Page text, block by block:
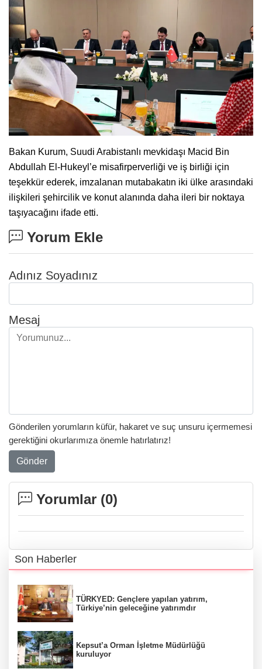
Bakan Kurum, Suudi Arabistanlı mevkidaşı Macid Bin
Abdullah El-Hukeyl’e misafirperverliği ve iş birliği için
teşekkür ederek, imzalanan mutabakatın iki ülke arasındaki
ilişkileri şehircilik ve konut alanında daha ileri bir noktaya
taşıyacağını ifade etti.
Yorum Ekle
Adınız Soyadınız
Mesaj
Gönderilen yorumların küfür, hakaret ve suç unsuru içermemesi
gerektiğini okurlarımıza önemle hatırlatırız!
Gönder
Yorumlar (0)
Son Haberler
TÜRKYED: Gençlere yapılan yatırım,
Türkiye’nin geleceğine yatırımdır
Kepsut’a Orman İşletme Müdürlüğü
kuruluyor